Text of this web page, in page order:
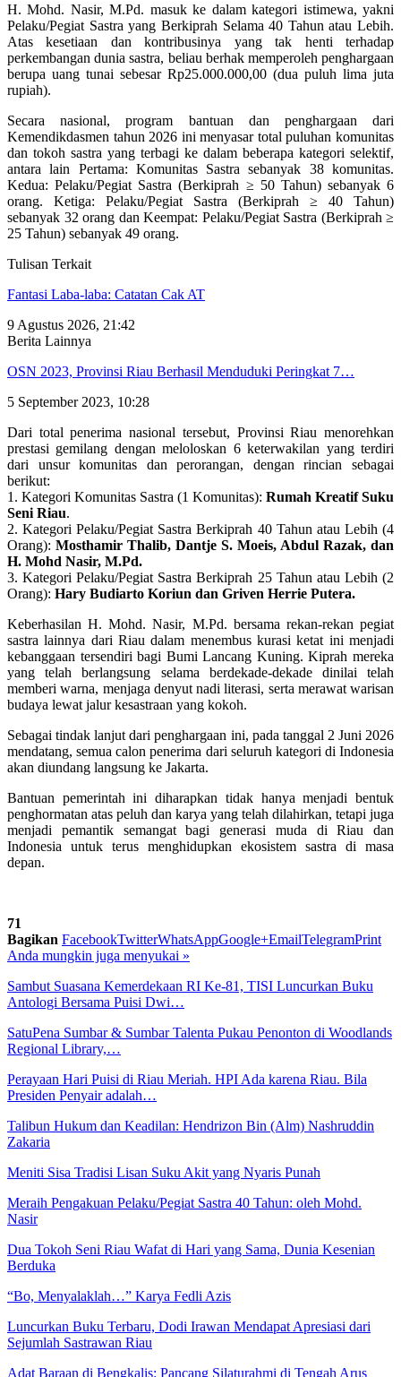
H. Mohd. Nasir, M.Pd. masuk ke dalam kategori istimewa, yakni
Pelaku/Pegiat Sastra yang Berkiprah Selama 40 Tahun atau Lebih.
Atas kesetiaan dan kontribusinya yang tak henti terhadap
perkembangan dunia sastra, beliau berhak memperoleh penghargaan
berupa uang tunai sebesar Rp25.000.000,00 (dua puluh lima juta
rupiah).
Secara nasional, program bantuan dan penghargaan dari
Kemendikdasmen tahun 2026 ini menyasar total puluhan komunitas
dan tokoh sastra yang terbagi ke dalam beberapa kategori selektif,
antara lain Pertama: Komunitas Sastra sebanyak 38 komunitas.
Kedua: Pelaku/Pegiat Sastra (Berkiprah ≥ 50 Tahun) sebanyak 6
orang. Ketiga: Pelaku/Pegiat Sastra (Berkiprah ≥ 40 Tahun)
sebanyak 32 orang dan Keempat: Pelaku/Pegiat Sastra (Berkiprah ≥
25 Tahun) sebanyak 49 orang.
Tulisan Terkait
Fantasi Laba-laba: Catatan Cak AT
9 Agustus 2026, 21:42
Berita Lainnya
OSN 2023, Provinsi Riau Berhasil Menduduki Peringkat 7…
5 September 2023, 10:28
Dari total penerima nasional tersebut, Provinsi Riau menorehkan
prestasi gemilang dengan meloloskan 6 keterwakilan yang terdiri
dari unsur komunitas dan perorangan, dengan rincian sebagai
berikut:
1. Kategori Komunitas Sastra (1 Komunitas): Rumah Kreatif Suku
Seni Riau.
2. Kategori Pelaku/Pegiat Sastra Berkiprah 40 Tahun atau Lebih (4
Orang): Mosthamir Thalib, Dantje S. Moeis, Abdul Razak, dan
H. Mohd Nasir, M.Pd.
3. Kategori Pelaku/Pegiat Sastra Berkiprah 25 Tahun atau Lebih (2
Orang): Hary Budiarto Koriun dan Griven Herrie Putera.
Keberhasilan H. Mohd. Nasir, M.Pd. bersama rekan-rekan pegiat
sastra lainnya dari Riau dalam menembus kurasi ketat ini menjadi
kebanggaan tersendiri bagi Bumi Lancang Kuning. Kiprah mereka
yang telah berlangsung selama berdekade-dekade dinilai telah
memberi warna, menjaga denyut nadi literasi, serta merawat warisan
budaya lewat jalur kesastraan yang kokoh.
Sebagai tindak lanjut dari penghargaan ini, pada tanggal 2 Juni 2026
mendatang, semua calon penerima dari seluruh kategori di Indonesia
akan diundang langsung ke Jakarta.
Bantuan pemerintah ini diharapkan tidak hanya menjadi bentuk
penghormatan atas peluh dan karya yang telah dilahirkan, tetapi juga
menjadi pemantik semangat bagi generasi muda di Riau dan
Indonesia untuk terus menghidupkan ekosistem sastra di masa
depan.
71
Bagikan FacebookTwitterWhatsAppGoogle+EmailTelegramPrint
Anda mungkin juga menyukai »
Sambut Suasana Kemerdekaan RI Ke-81, TISI Luncurkan Buku
Antologi Bersama Puisi Dwi…
SatuPena Sumbar & Sumbar Talenta Pukau Penonton di Woodlands
Regional Library,…
Perayaan Hari Puisi di Riau Meriah. HPI Ada karena Riau. Bila
Presiden Penyair adalah…
Talibun Hukum dan Keadilan: Hendrizon Bin (Alm) Nashruddin
Zakaria
Meniti Sisa Tradisi Lisan Suku Akit yang Nyaris Punah
Meraih Pengakuan Pelaku/Pegiat Sastra 40 Tahun: oleh Mohd.
Nasir
Dua Tokoh Seni Riau Wafat di Hari yang Sama, Dunia Kesenian
Berduka
“Bo, Menyalaklah…” Karya Fedli Azis
Luncurkan Buku Terbaru, Dodi Irawan Mendapat Apresiasi dari
Sejumlah Sastrawan Riau
Adat Baraan di Bengkalis: Pancang Silaturahmi di Tengah Arus